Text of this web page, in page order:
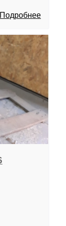
Подробнее